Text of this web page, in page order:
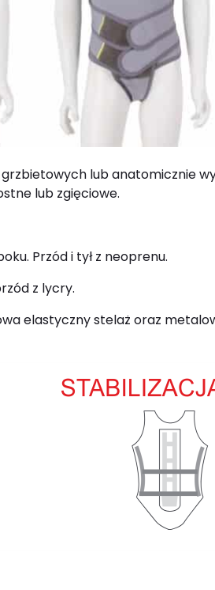
lub anatomicznie
lub zgięciowe.
Przód i tył z neoprenu.
z lycry.
elastyczny stelaż oraz